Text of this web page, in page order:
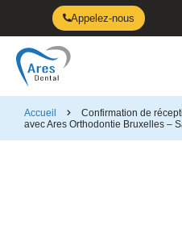
Appelez-nous
Accueil
Confirmation de
avec Ares Orthodontie Bruxelles –